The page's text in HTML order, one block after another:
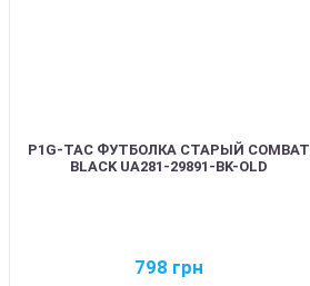
P1G-TAC ФУТБОЛКА СТАРЫЙ COMBAT
BLACK UA281-29891-BK-OLD
798 грн